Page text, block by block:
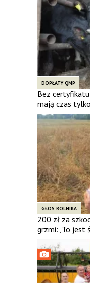
DOPŁATY QMP
Bez certyfikatu
mają czas
GŁOS ROLNIKA
200 zł za
grzmi: „To jest